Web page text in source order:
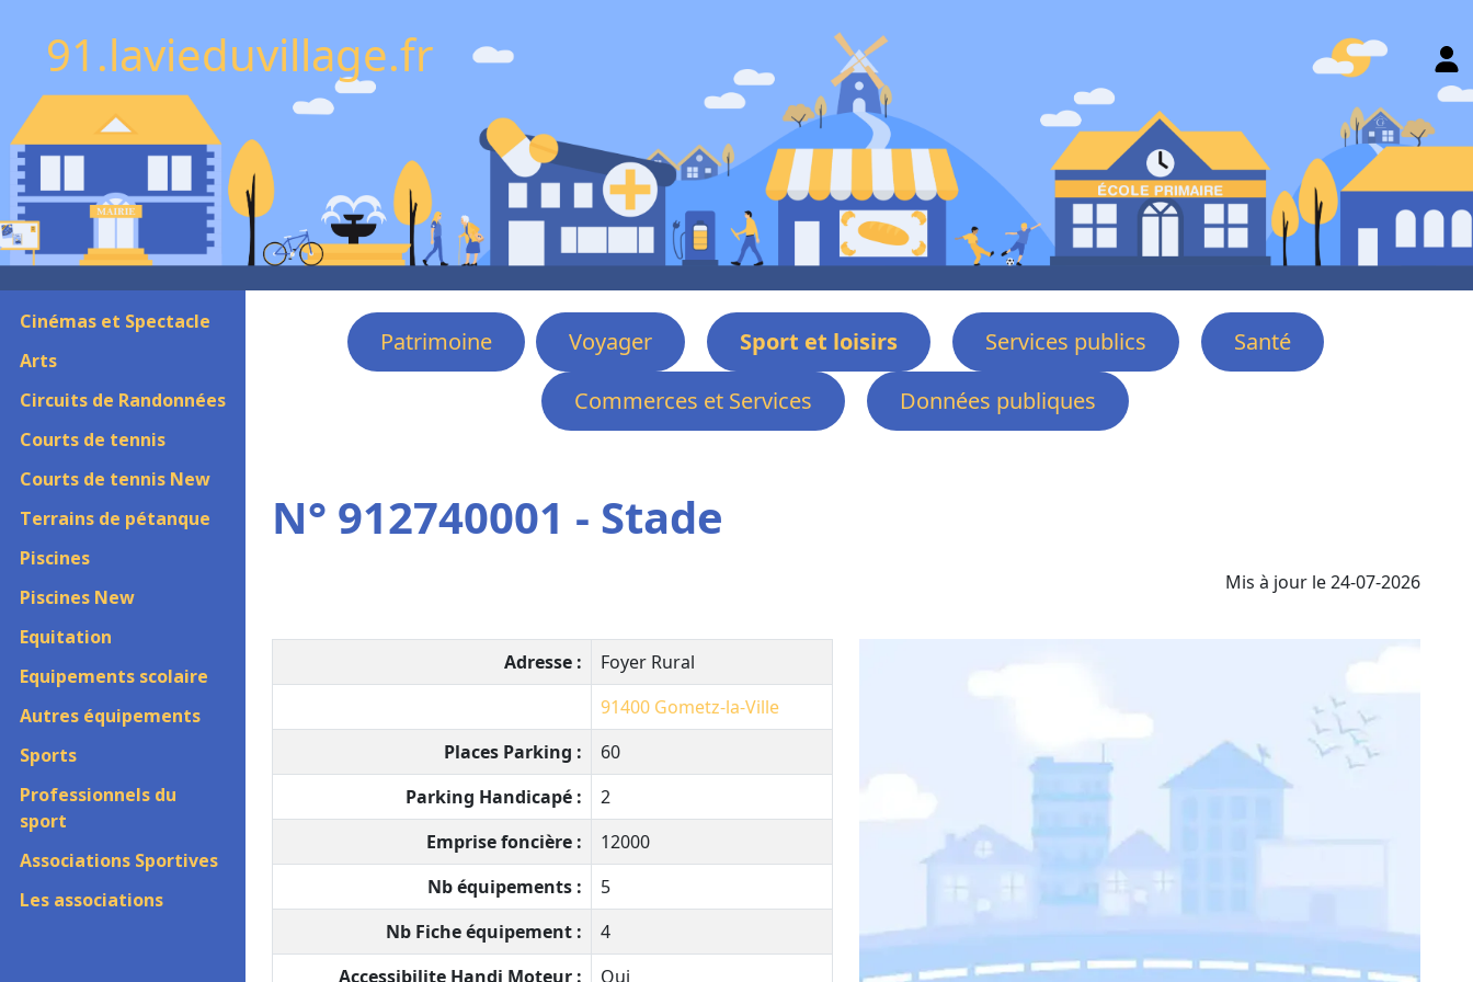
91.lavieduvillage.fr
Cinémas et Spectacle
Arts
Circuits de Randonnées
Courts de tennis
Courts de tennis New
Terrains de pétanque
Piscines
Piscines New
Equitation
Equipements scolaire
Autres équipements
Sports
Professionnels du
sport
Associations Sportives
Les associations
Patrimoine Voyager Sport et loisirs Services publics
Santé
Commerces et Services
Données publiques
N° 912740001 - Stade
Mis à jour le 24-07-2026
Adresse :
Foyer Rural
91400 Gometz-la-Ville
Places Parking :
60
Parking Handicapé :
2
Emprise foncière :
12000
Nb équipements :
5
Nb Fiche équipement :
4
Accessibilite Handi Moteur :
Oui